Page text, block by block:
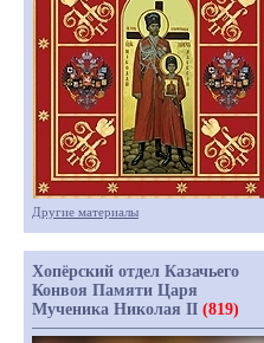
Другие материалы
Хопёрский отдел Казачьего
Конвоя Памяти Царя
Мученика Николая II (819)